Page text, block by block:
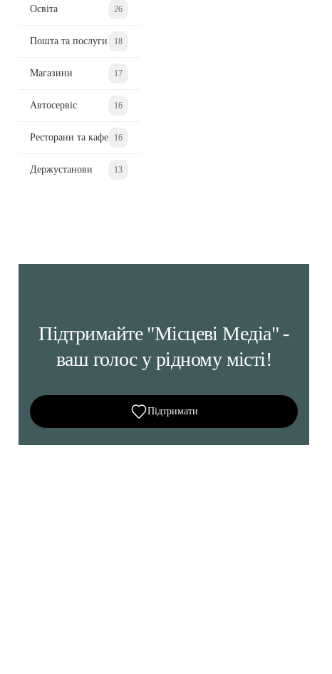
Освіта 26
Пошта та послуги 18
Магазини 17
Автосервіс 16
Ресторани та кафе 16
Держустанови 13
Підтримайте "Місцеві Медіа" -
ваш голос у рідному місті!
Підтримати